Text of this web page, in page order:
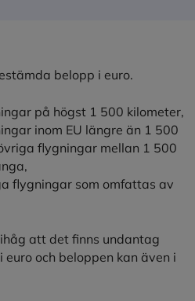
belopp i euro.
på högst 1 500 kilometer,
inom EU längre än 1 500
flygningar mellan 1 500
flygningar som omfattas av
att det finns undantag
och beloppen kan även i